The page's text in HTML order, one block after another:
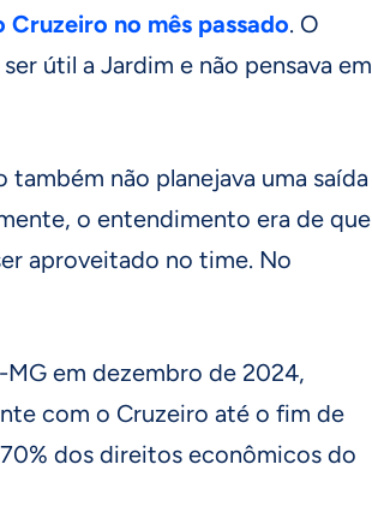
Cruzeiro no mês passado. O
útil a Jardim e não pensava em
não planejava uma saída
o entendimento era de que
aproveitado no time. No
em dezembro de 2024,
com o Cruzeiro até o fim de
dos direitos econômicos do